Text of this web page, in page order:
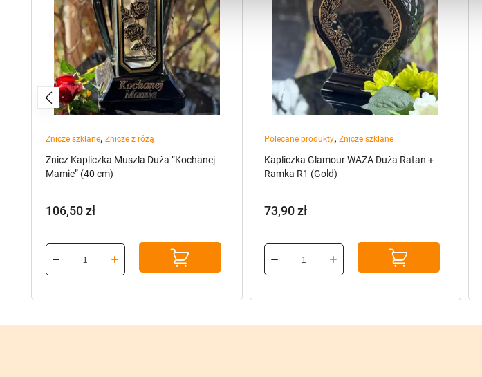
Znicze szklane, Znicze z różą
Znicz Kapliczka Muszla Duża “Kochanej
Mamie” (40 cm)
106,50zł
Polecane produkty, Znicze szklane
Kapliczka Glamour WAZA Duża Ratan +
Ramka R1 (Gold)
73,90zł